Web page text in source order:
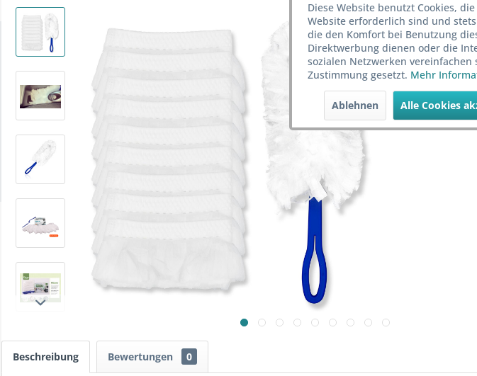
Beschreibung Bewertungen 0
Diese Website benutzt Cookies,
Website erforderlich sind und
die den Komfort bei Benutzung
Direktwerbung dienen oder die
sozialen Netzwerken
Zustimmung gesetzt. Mehr
Ablehnen Alle Cookies